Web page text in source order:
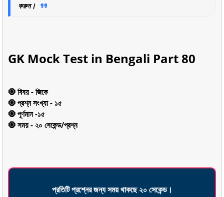
করুন।
GK Mock Test in Bengali Part 80
🧿 বিষয় - জিকে
🧿 প্রশ্ন সংখ্যা - ১৫
🧿 পূর্ণমান -১৫
🧿 সময় - ২০ সেকেন্ড/প্রশ্ন
প্রতিটি প্রশ্নের জন্য সময় থাকছে ২০ সেকেন্ড।